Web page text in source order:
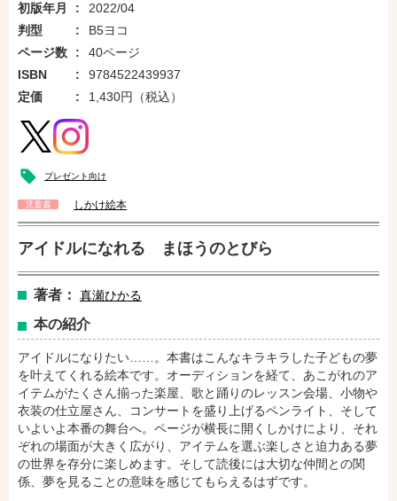
初版年月
2022/04
判型
B5ヨコ
ページ数
40ページ
ISBN
9784522439937
定価
1,430円（税込）
プレゼント向け
児童書 しかけ絵本
アイドルになれる まほうのとびら
著者： 真瀬ひかる
本の紹介
アイドルになりたい……。本書はこんなキラキラした子どもの夢
を叶えてくれる絵本です。オーディションを経て、あこがれのア
イテムがたくさん揃った楽屋、歌と踊りのレッスン会場、小物や
衣装の仕立屋さん、コンサートを盛り上げるペンライト、そして
いよいよ本番の舞台へ。ページが横長に開くしかけにより、それ
ぞれの場面が大きく広がり、アイテムを選ぶ楽しさと迫力ある夢
の世界を存分に楽しめます。そして読後には大切な仲間との関
係、夢を見ることの意味を感じてもらえるはずです。
amazonで購入 楽天ブックスで購入
セブンネットショッピングで購入
e-honで購入 Honya Club.comで購入
hontoで購入 ヨドバシ.comで購入